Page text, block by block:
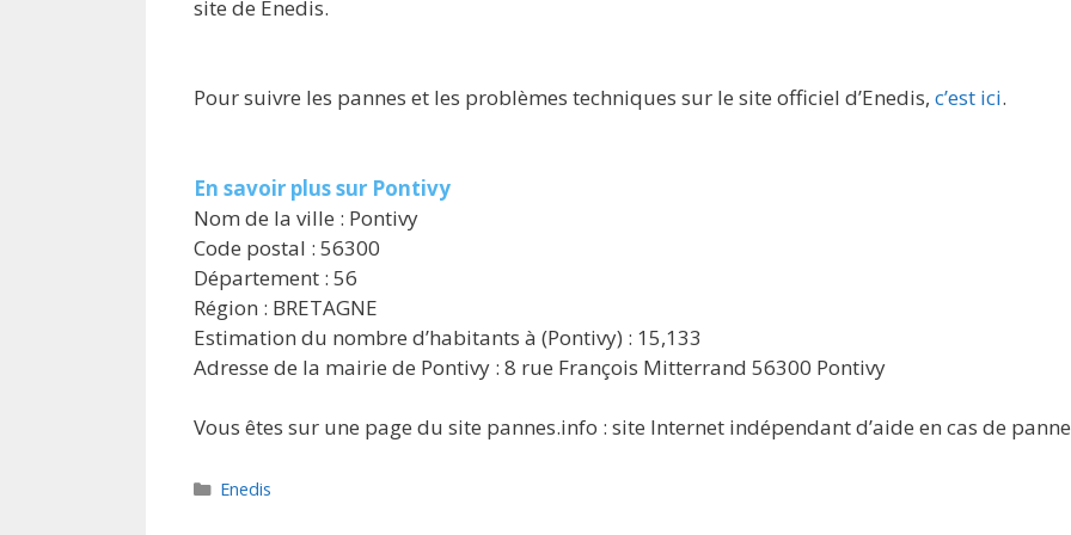
site de Enedis.
Pour suivre les pannes et les problèmes techniques sur le site officiel d’Enedis, c’est ici.
En savoir plus sur Pontivy
Nom de la ville : Pontivy
Code postal : 56300
Département : 56
Région : BRETAGNE
Estimation du nombre d’habitants à (Pontivy) : 15,133
Adresse de la mairie de Pontivy : 8 rue François Mitterrand 56300 Pontivy
Vous êtes sur une page du site pannes.info : site Internet indépendant d’aide en cas de
Catégories
Enedis